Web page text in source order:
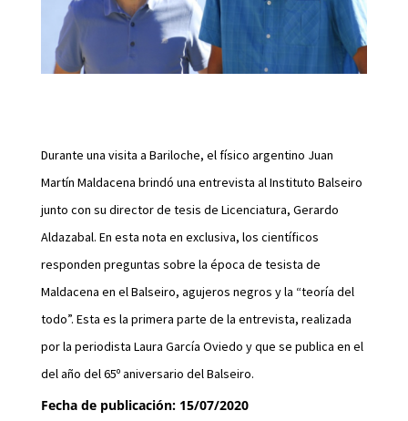
Durante una visita a Bariloche, el físico argentino Juan
Martín Maldacena brindó una entrevista al Instituto Balseiro
junto con su director de tesis de Licenciatura, Gerardo
Aldazabal. En esta nota en exclusiva, los científicos
responden preguntas sobre la época de tesista de
Maldacena en el Balseiro, agujeros negros y la “teoría del
todo”. Esta es la primera parte de la entrevista, realizada
por la periodista Laura García Oviedo y que se publica en el
del año del 65º aniversario del Balseiro.
Fecha de publicación: 15/07/2020